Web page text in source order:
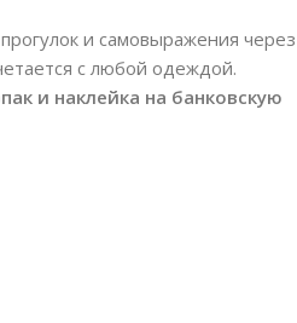
и самовыражения через
с любой одеждой.
и наклейка на банковскую